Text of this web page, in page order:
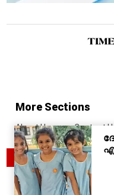
More Sections
About Us Contact Us